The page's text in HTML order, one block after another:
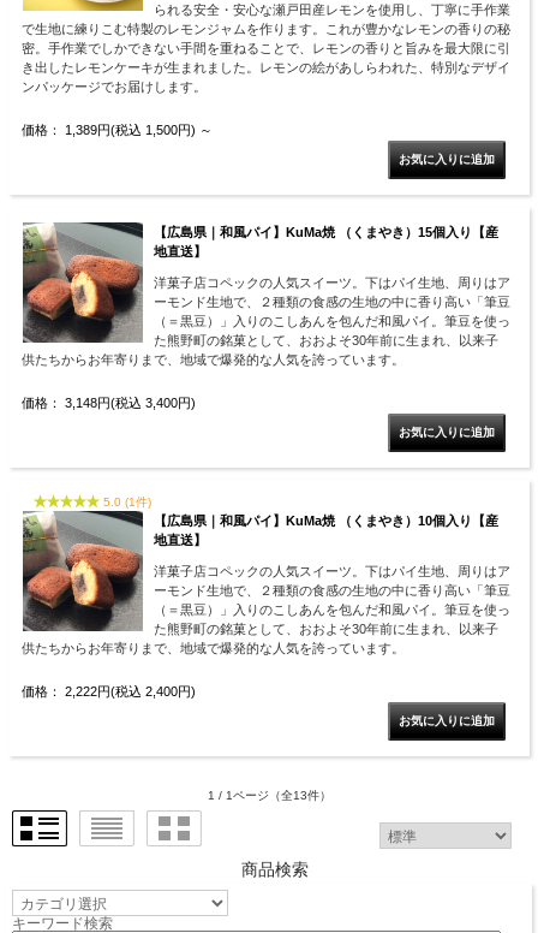
られる安全・安心な瀬戸田産レモンを使用し、丁寧に手作業
で生地に練りこむ特製のレモンジャムを作ります。これが豊かなレモンの香りの秘
密。手作業でしかできない手間を重ねることで、レモンの香りと旨みを最大限に引
き出したレモンケーキが生まれました。レモンの絵があしらわれた、特別なデザイ
ンパッケージでお届けします。
価格： 1,389円(税込 1,500円) ～
【広島県｜和風パイ】KuMa焼 （くまやき）15個入り【産
地直送】
洋菓子店コペックの人気スイーツ。下はパイ生地、周りはア
ーモンド生地で、２種類の食感の生地の中に香り高い「筆豆
（＝黒豆）」入りのこしあんを包んだ和風パイ。筆豆を使っ
た熊野町の銘菓として、おおよそ30年前に生まれ、以来子
供たちからお年寄りまで、地域で爆発的な人気を誇っています。
価格： 3,148円(税込 3,400円)
5.0 (1件)
【広島県｜和風パイ】KuMa焼 （くまやき）10個入り【産
地直送】
洋菓子店コペックの人気スイーツ。下はパイ生地、周りはア
ーモンド生地で、２種類の食感の生地の中に香り高い「筆豆
（＝黒豆）」入りのこしあんを包んだ和風パイ。筆豆を使っ
た熊野町の銘菓として、おおよそ30年前に生まれ、以来子
供たちからお年寄りまで、地域で爆発的な人気を誇っています。
価格： 2,222円(税込 2,400円)
1 / 1ページ （全13件）
商品検索
キーワード検索